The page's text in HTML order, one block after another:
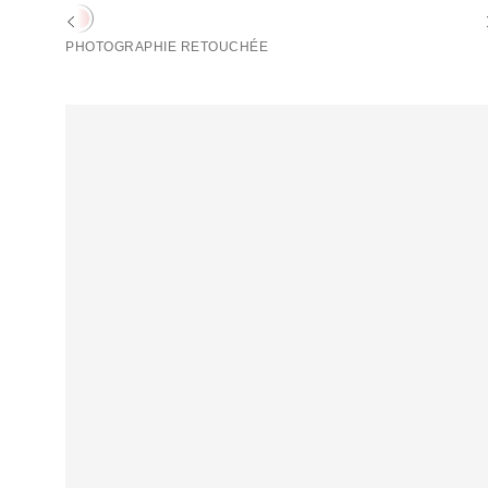
PHOTOGRAPHIE RETOUCHÉE